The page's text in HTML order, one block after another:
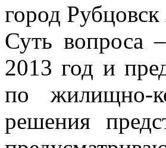
город
Суть вопроса
2013 год и
по жилищно-
решения